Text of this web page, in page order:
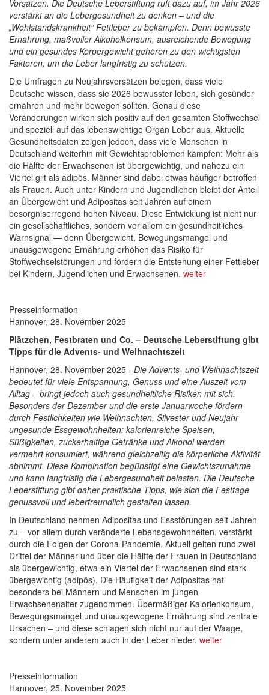
Vorsätzen. Die Deutsche Leberstiftung ruft dazu auf, im Jahr 2026
verstärkt an die Lebergesundheit zu denken – und die
„Wohlstandskrankheit“ Fettleber zu bekämpfen. Denn bewusste
Ernährung, maßvoller Alkoholkonsum, ausreichende Bewegung
und ein gesundes Körpergewicht gehören zu den wichtigsten
Faktoren, um die Leber langfristig zu schützen.
Die Umfragen zu Neujahrsvorsätzen belegen, dass viele
Deutsche wissen, dass sie 2026 bewusster leben, sich gesünder
ernähren und mehr bewegen sollten. Genau diese
Veränderungen wirken sich positiv auf den gesamten Stoffwechsel
und speziell auf das lebenswichtige Organ Leber aus. Aktuelle
Gesundheitsdaten zeigen jedoch, dass viele Menschen in
Deutschland weiterhin mit Gewichtsproblemen kämpfen: Mehr als
die Hälfte der Erwachsenen ist übergewichtig, und nahezu ein
Viertel gilt als adipös. Männer sind dabei etwas häufiger betroffen
als Frauen. Auch unter Kindern und Jugendlichen bleibt der Anteil
an Übergewicht und Adipositas seit Jahren auf einem
besorgniserregend hohen Niveau. Diese Entwicklung ist nicht nur
ein gesellschaftliches, sondern vor allem ein gesundheitliches
Warnsignal — denn Übergewicht, Bewegungsmangel und
unausgewogene Ernährung erhöhen das Risiko für
Stoffwechselstörungen und fördern die Entstehung einer Fettleber
bei Kindern, Jugendlichen und Erwachsenen. weiter
Presseinformation
Hannover, 28. November 2025
Plätzchen, Festbraten und Co. – Deutsche Leberstiftung gibt
Tipps für die Advents- und Weihnachtszeit
Hannover, 28. November 2025 - Die Advents- und Weihnachtszeit
bedeutet für viele Entspannung, Genuss und eine Auszeit vom
Alltag – bringt jedoch auch gesundheitliche Risiken mit sich.
Besonders der Dezember und die erste Januarwoche fördern
durch Festlichkeiten wie Weihnachten, Silvester und Neujahr
ungesunde Essgewohnheiten: kalorienreiche Speisen,
Süßigkeiten, zuckerhaltige Getränke und Alkohol werden
vermehrt konsumiert, während gleichzeitig die körperliche Aktivität
abnimmt. Diese Kombination begünstigt eine Gewichtszunahme
und kann langfristig die Lebergesundheit belasten. Die Deutsche
Leberstiftung gibt daher praktische Tipps, wie sich die Festtage
genussvoll und leberfreundlich gestalten lassen.
In Deutschland nehmen Adipositas und Essstörungen seit Jahren
zu – vor allem durch veränderte Lebensgewohnheiten, verstärkt
durch die Folgen der Corona-Pandemie. Aktuell gelten rund zwei
Drittel der Männer und über die Hälfte der Frauen in Deutschland
als übergewichtig, etwa ein Viertel der Erwachsenen sind stark
übergewichtig (adipös). Die Häufigkeit der Adipositas hat
besonders bei Männern und Menschen im jungen
Erwachsenenalter zugenommen. Übermäßiger Kalorienkonsum,
Bewegungsmangel und unausgewogene Ernährung sind zentrale
Ursachen – und diese schlagen sich nicht nur auf der Waage,
sondern unter anderem auch in der Leber nieder. weiter
Presseinformation
Hannover, 25. November 2025